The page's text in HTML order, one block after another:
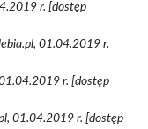
r. [dostęp
01.04.2019 r.
r. [dostęp
01.04.2019 r. [dostęp